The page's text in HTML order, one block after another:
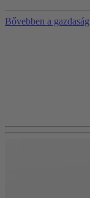
Bővebben a